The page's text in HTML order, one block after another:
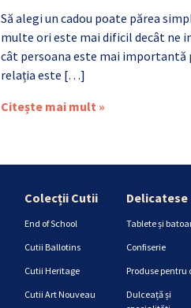
Să alegi un cadou poate părea
multe ori este mai dificil decât ne
cât persoana este mai importantă
relația este […]
Citește mai mult »
Colecții Cutii
End of School
Cutii Ballotins
Cutii Heritage
Cutii Art Nouveau
Delicatese
Tablete și
Confiserie
Produse pentru
Dulceață și